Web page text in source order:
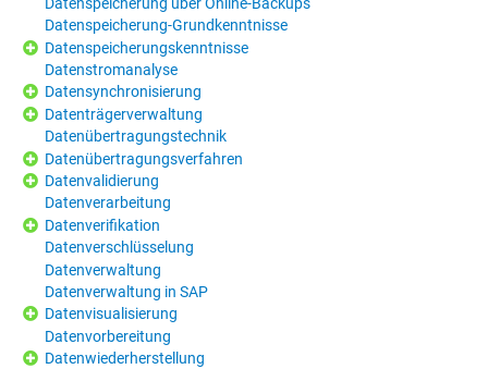
Datenspeicherung-Grundkenntnisse
Datenspeicherungskenntnisse
Datenstromanalyse
Datensynchronisierung
Datenträgerverwaltung
Datenübertragungstechnik
Datenübertragungsverfahren
Datenvalidierung
Datenverarbeitung
Datenverifikation
Datenverschlüsselung
Datenverwaltung
Datenverwaltung in SAP
Datenvisualisierung
Datenvorbereitung
Datenwiederherstellung